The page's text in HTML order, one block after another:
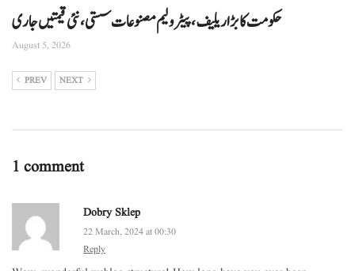
حکومت کا بڑا ریلیف، پیٹرولیم مصنوعات سستی، نئی قیمتیں جاری
August 5, 2026
PREV NEXT
1 comment
Dobry Sklep
22 March, 2024 at 00:30
Reply